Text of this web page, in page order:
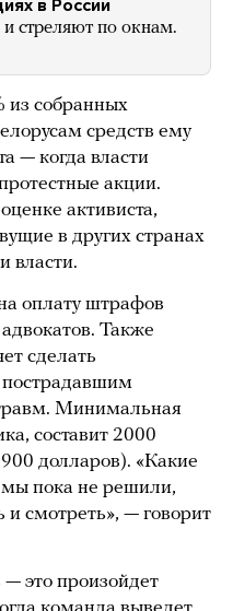
в России
стреляют по окнам.
из собранных
средств ему
— когда власти
акции.
активиста,
в других странах
власти.
оплату штрафов
адвокатов. Также
сделать
Минимальная
составит 2000
долларов). «Какие
мы пока не решили,
и смотреть», — говорит
это произойдет